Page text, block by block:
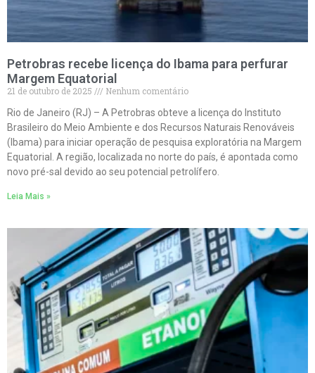
Petrobras recebe licença do Ibama para perfurar
Margem Equatorial
21 de outubro de 2025
Nenhum comentário
Rio de Janeiro (RJ) – A Petrobras obteve a licença do Instituto
Brasileiro do Meio Ambiente e dos Recursos Naturais Renováveis
(Ibama) para iniciar operação de pesquisa exploratória na Margem
Equatorial. A região, localizada no norte do país, é apontada como
novo pré-sal devido ao seu potencial petrolífero.
Leia Mais »